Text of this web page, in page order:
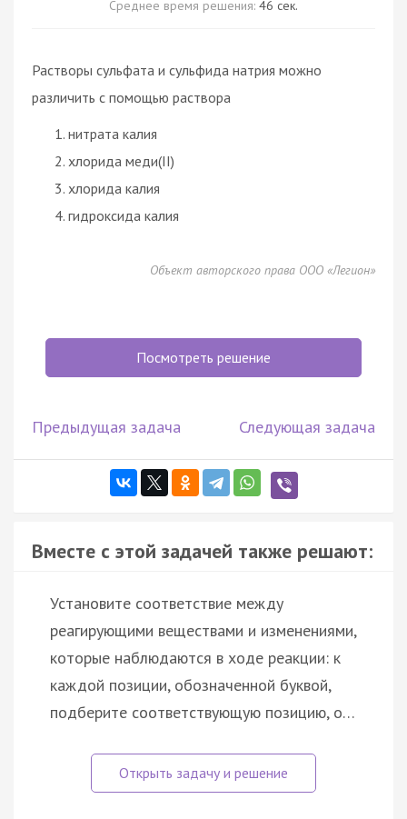
Среднее время решения: 46 сек.
Растворы сульфата и сульфида натрия можно
различить с помощью раствора
нитрата калия
хлорида меди(II)
хлорида калия
гидроксида калия
Объект авторского права ООО «Легион»
Посмотреть решение
Предыдущая задача Следующая задача
Вместе с этой задачей также решают:
Установите соответствие между
реагирующими веществами и изменениями,
которые наблюдаются в ходе реакции: к
каждой позиции, обозначенной буквой,
подберите соответствующую позицию, о…